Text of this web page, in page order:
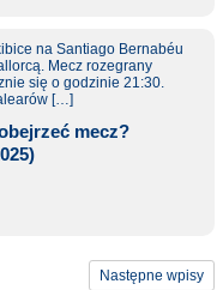
mecz?
Następne wpisy